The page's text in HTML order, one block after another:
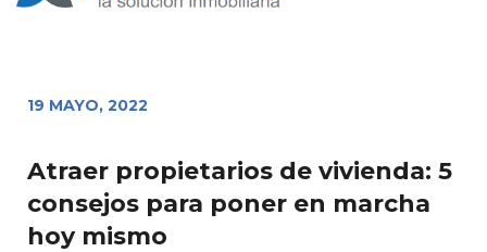
19 MAYO, 2022
Atraer propietarios de vivienda: 5
consejos para poner en marcha
hoy mismo